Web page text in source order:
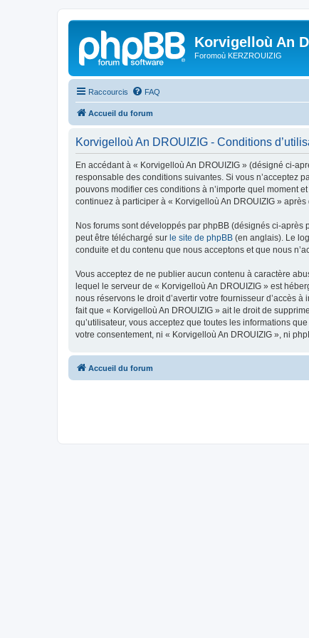
Korvigelloù An
Foromoù KERZROUIZIG
Raccourcis FAQ
Accueil du forum
Korvigelloù An DROUIZIG - Conditions
En accédant à « Korvigelloù An DROUIZIG » (désigné ci-
responsable des conditions suivantes. Si vous n’acceptez
pouvons modifier ces conditions à n’importe quel moment
continuez à participer à « Korvigelloù An DROUIZIG »
Nos forums sont développés par phpBB (désignés ci-
peut être téléchargé sur le site de phpBB (en anglais). Le
conduite et du contenu que nous acceptons et que nous
Vous acceptez de ne publier aucun contenu à caractère
lequel le serveur de « Korvigelloù An DROUIZIG » est
nous réservons le droit d’avertir votre fournisseur d’accès
fait que « Korvigelloù An DROUIZIG » ait le droit de
qu’utilisateur, vous acceptez que toutes les informations
votre consentement, ni « Korvigelloù An DROUIZIG », ni
Accueil du forum